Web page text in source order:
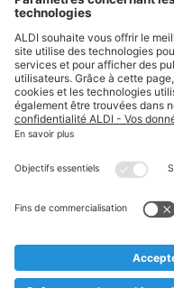
Suivez ALDI
Textes marqués d'un
* Nous vendons ces
au cas où, malgré le
prématurément en rupture
** Sur ce site, l’utilisation